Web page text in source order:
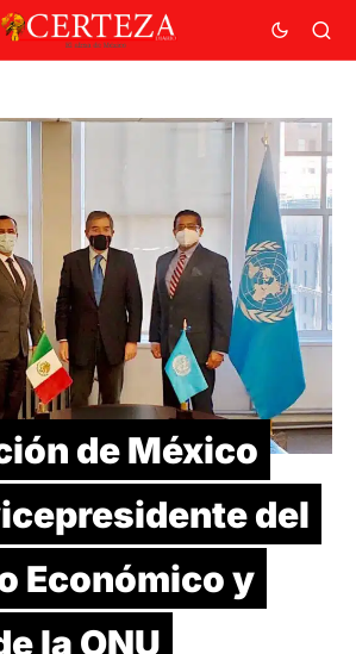
de México
del
Económico y
la ONU